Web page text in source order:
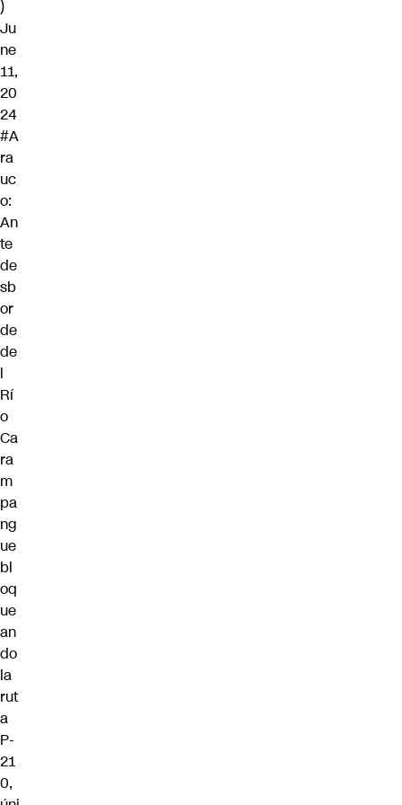
)
Ju
ne
11,
20
24
#A
ra
uc
o:
An
te
de
sb
or
de
de
l
Rí
o
Ca
ra
m
pa
ng
ue
bl
oq
ue
an
do
la
rut
a
P-
21
0,